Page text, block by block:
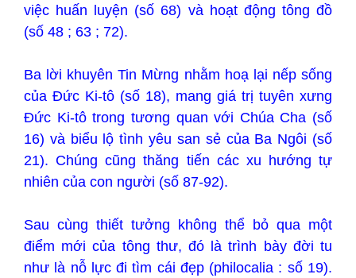
việc huấn luyện (số 68) và hoạt động tông đồ
(số 48 ; 63 ; 72).
Ba lời khuyên Tin Mừng nhằm hoạ lại nếp sống
của Đức Ki-tô (số 18), mang giá trị tuyên xưng
Đức Ki-tô trong tương quan với Chúa Cha (số
16) và biểu lộ tình yêu san sẻ của Ba Ngôi (số
21). Chúng cũng thăng tiến các xu hướng tự
nhiên của con người (số 87-92).
Sau cùng thiết tưởng không thể bỏ qua một
điểm mới của tông thư, đó là trình bày đời tu
như là nỗ lực đi tìm cái đẹp (philocalia : số 19).